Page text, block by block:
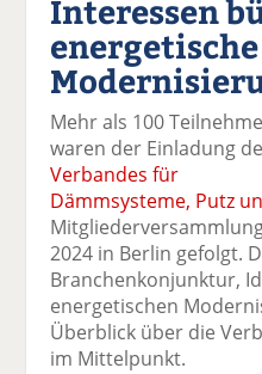
Interessen
energetische
Mehr als 100
waren der Einladung
Verbandes für
Dämmsysteme, Putz
2024 in Berlin gefolgt.
Branchenkonjunktur,
energetischen
Überblick über die
im Mittelpunkt.